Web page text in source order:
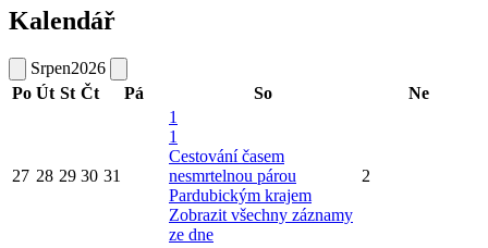
Kalendář
Srpen2026
Po Út St Čt Pá So Ne
27 28 29 30 31
1
1
Cestování časem
nesmrtelnou párou
Pardubickým krajem
Zobrazit všechny záznamy
ze dne
2